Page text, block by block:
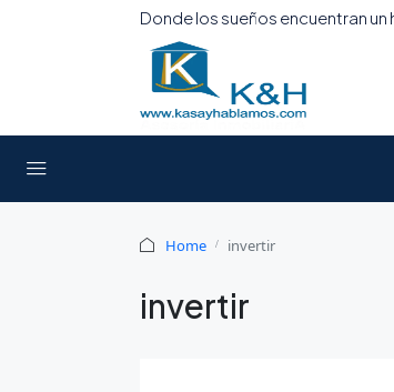
Donde los sueños encuentran un
Home invertir
invertir